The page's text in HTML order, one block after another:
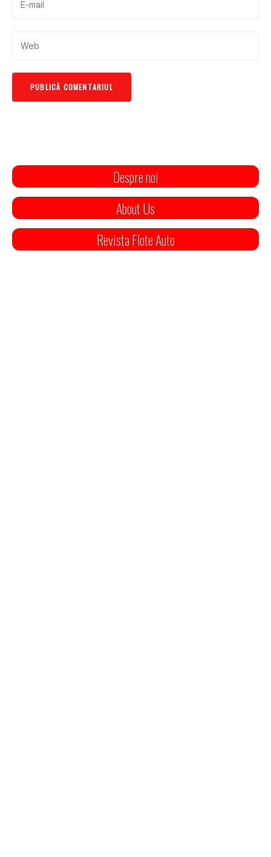
Despre noi
About Us
Revista Flote Auto